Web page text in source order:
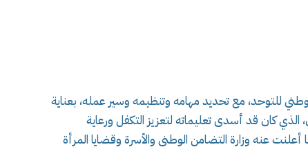
للتوحد، مع تحديد مهامه وتنظيمه وسير عمله، بعناية
كان قد أسدى تعليماته لتعزيز التكفل ورعاية
عنه وزارة التضامن الوطني والأسرة وقضايا المرأة